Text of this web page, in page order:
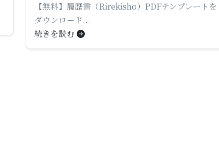
【無料】履歴書（Rirekisho）PDFテンプレートを
ダウンロード...
続きを読む